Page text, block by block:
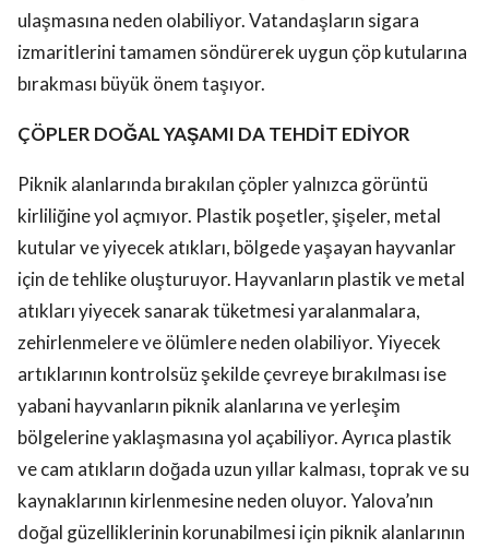
ulaşmasına neden olabiliyor. Vatandaşların sigara
izmaritlerini tamamen söndürerek uygun çöp kutularına
bırakması büyük önem taşıyor.
ÇÖPLER DOĞAL YAŞAMI DA TEHDİT EDİYOR
Piknik alanlarında bırakılan çöpler yalnızca görüntü
kirliliğine yol açmıyor. Plastik poşetler, şişeler, metal
kutular ve yiyecek atıkları, bölgede yaşayan hayvanlar
için de tehlike oluşturuyor. Hayvanların plastik ve metal
atıkları yiyecek sanarak tüketmesi yaralanmalara,
zehirlenmelere ve ölümlere neden olabiliyor. Yiyecek
artıklarının kontrolsüz şekilde çevreye bırakılması ise
yabani hayvanların piknik alanlarına ve yerleşim
bölgelerine yaklaşmasına yol açabiliyor. Ayrıca plastik
ve cam atıkların doğada uzun yıllar kalması, toprak ve su
kaynaklarının kirlenmesine neden oluyor. Yalova’nın
doğal güzelliklerinin korunabilmesi için piknik alanlarının